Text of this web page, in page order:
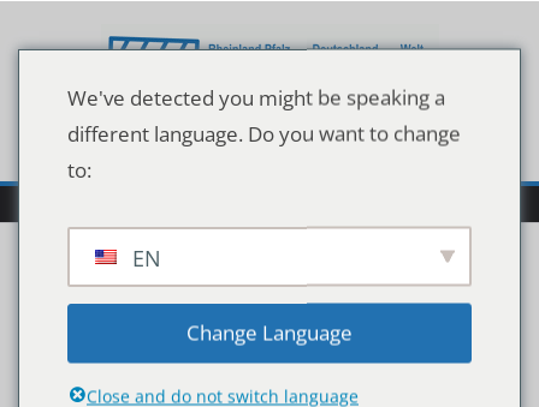
Inhalt
26082021-Logo-
Impfbusaktion
We've detected you might be speaking a
different language. Do you want to change
to:
EN
Change Language
Close and do not switch language